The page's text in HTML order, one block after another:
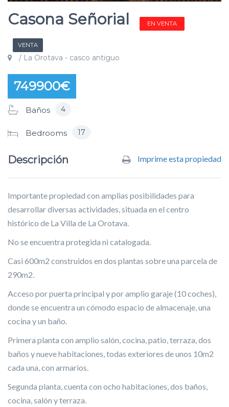
Casona Señorial EN VENTA
VENTA
/ La Orotava - casco antiguo
749900€
Baños 4
Bedrooms 17
Descripción Imprime esta propiedad
Importante propiedad con amplias posibilidades para
desarrollar diversas actividades, situada en el centro
histórico de La Villa de La Orotava.
No se encuentra protegida ni catalogada.
Casi 600m2 construidos en dos plantas sobre una parcela de
290m2.
Acceso por puerta principal y por amplio garaje (10 coches),
donde se encuentra un cómodo espacio de almacenaje, una
cocina y un baño.
Primera planta con amplio salón, cocina, patio, terraza, dos
baños y nueve habitaciones, todas exteriores de unos 10m2
cada una, con armarios.
Segunda planta, cuenta con ocho habitaciones, dos baños,
cocina, salón y terraza.